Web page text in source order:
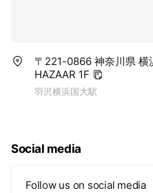
〒221-0866 神奈川県
HAZAAR 1F
羽沢横浜国大駅
Social media
Follow us on social media